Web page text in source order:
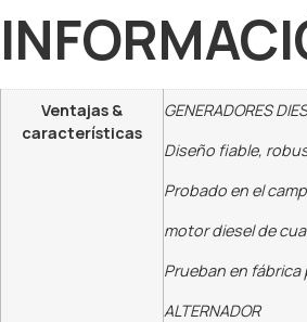
Ventajas &
características
GENERADORES
Diseño fiable,
Probado en el
motor diesel de
Prueban en fábrica
ALTERNADOR